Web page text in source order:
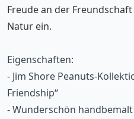
Freude an der
Natur ein.
Eigenschaften:
- Jim Shore Peanuts-
Friendship“
- Wunderschön